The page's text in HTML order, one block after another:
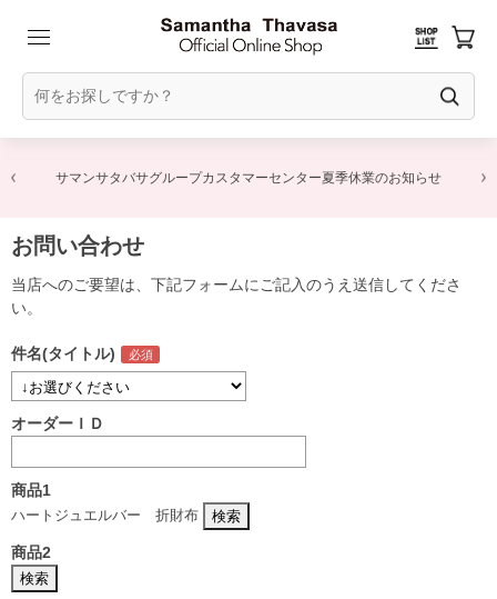
サマンサタバサグループカスタマーセンター夏季休業のお知らせ
お問い合わせ
当店へのご要望は、下記フォームにご記入のうえ送信してくださ
い。
件名(タイトル)
オーダーＩＤ
商品1
ハートジュエルバー 折財布
商品2